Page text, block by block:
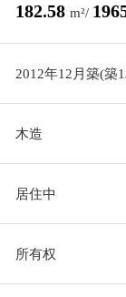
182.58 m²/
2012年12月築(築
木造
居住中
所有权